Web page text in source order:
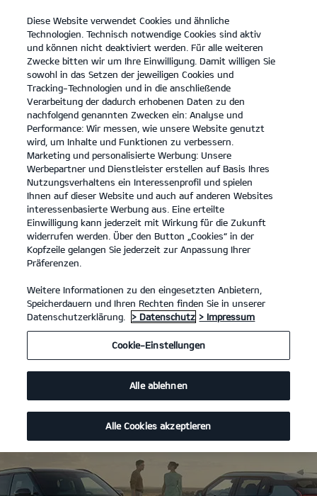
open
menu
KONTAKT
Der EV3
Konfigurator
... ... DER EV3
Der Kia EV3.
Eine Kraft, die bewegt.
Diese Website verwendet Cookies und ähnliche
Technologien. Technisch notwendige Cookies sind aktiv
und können nicht deaktiviert werden. Für alle weiteren
Zwecke bitten wir um Ihre Einwilligung. Damit willigen Sie
sowohl in das Setzen der jeweiligen Cookies und
Tracking-Technologien und in die anschließende
Verarbeitung der dadurch erhobenen Daten zu den
nachfolgend genannten Zwecken ein: Analyse und
Performance: Wir messen, wie unsere Website genutzt
wird, um Inhalte und Funktionen zu verbessern.
Marketing und personalisierte Werbung: Unsere
Werbepartner und Dienstleister erstellen auf Basis Ihres
Nutzungsverhaltens ein Interessenprofil und spielen
Ihnen auf dieser Website und auch auf anderen Websites
interessenbasierte Werbung aus. Eine erteilte
Einwilligung kann jederzeit mit Wirkung für die Zukunft
widerrufen werden. Über den Button „Cookies“ in der
Kopfzeile gelangen Sie jederzeit zur Anpassung Ihrer
Präferenzen.
Weitere Informationen zu den eingesetzten Anbietern,
Speicherdauern und Ihren Rechten finden Sie in unserer
Datenschutzerklärung.
> Datenschutz > Impressum
Cookie-Einstellungen
Alle ablehnen
Alle Cookies akzeptieren